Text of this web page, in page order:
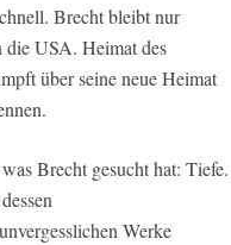
Brecht bleibt nur
die USA. Heimat des
über seine neue Heimat
Brecht gesucht hat: Tiefe.
Werke